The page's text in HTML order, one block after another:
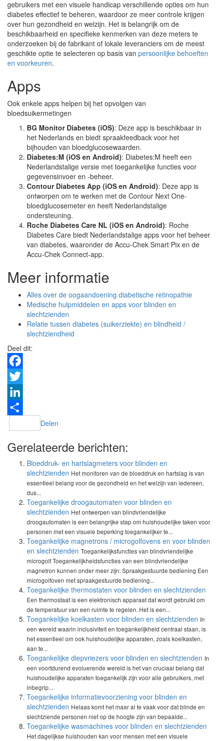
gebruikers met een visuele handicap verschillende opties om hun
diabetes effectief te beheren, waardoor ze meer controle krijgen
over hun gezondheid en welzijn. Het is belangrijk om de
beschikbaarheid en specifieke kenmerken van deze meters te
onderzoeken bij de fabrikant of lokale leveranciers om de meest
geschikte optie te selecteren op basis van persoonlijke behoeften
en voorkeuren.
Apps
Ook enkele apps helpen bij het opvolgen van
bloedsuikermetingen
BG Monitor Diabetes (iOS): Deze app is beschikbaar in
het Nederlands en biedt spraakfeedback voor het
bijhouden van bloedglucosewaarden.
Diabetes:M (iOS en Android): Diabetes:M heeft een
Nederlandstalige versie met toegankelijke functies voor
gegevensinvoer en -beheer.
Contour Diabetes App (iOS en Android): Deze app is
ontworpen om te werken met de Contour Next One-
bloedglucosemeter en heeft Nederlandstalige
ondersteuning.
Roche Diabetes Care NL (iOS en Android): Roche
Diabetes Care biedt Nederlandstalige apps voor het beheer
van diabetes, waaronder de Accu-Chek Smart Pix en de
Accu-Chek Connect-app.
Meer informatie
Alles over de oogaandoening diabetische retinopathie
Medische hulpmiddelen en apps voor blinden en
slechtzienden
Relatie tussen diabetes (suikerziekte) en blindheid /
slechtziendheid
Deel dit:
Facebook
Twitter
LinkedIn
Delen
Gerelateerde berichten:
Bloeddruk- en hartslagmeters voor blinden en
slechtzienden Het monitoren van de bloeddruk en hartslag is van
essentieel belang voor de gezondheid en het welzijn van iedereen,
dus...
Toegankelijke droogautomaten voor blinden en
slechtzienden Het ontwerpen van blindvriendelijke
droogautomaten is een belangrijke stap om huishoudelijke taken voor
personen met een visuele beperking toegankelijker te...
Toegankelijke magnetrons / microgolfovens en voor blinden
en slechtzienden Toegankelijksfuncties van blindvriendelijke
microgolf Toegankelijkheidsfuncties van een blindvriendelijke
magnetron kunnen onder meer zijn: Spraakgestuurde bediening Een
microgolfoven met spraakgestuurde bediening...
Toegankelijke thermostaten voor blinden en slechtzienden
Een thermostaat is een elektronisch apparaat dat wordt gebruikt om
de temperatuur van een ruimte te regelen. Het is een...
Toegankelijke koelkasten voor blinden en slechtzienden In
een wereld waarin inclusiviteit en toegankelijkheid centraal staan, is
het essentieel om ook huishoudelijke apparaten, zoals koelkasten,
aan te...
Toegankelijke diepvriezers voor blinden en slechtzienden In
een voortdurend evoluerende wereld is het van cruciaal belang dat
huishoudelijke apparaten toegankelijk zijn voor alle gebruikers, met
inbegrip...
Toegankelijke informatievoorziening voor blinden en
slechtzienden Helaas komt het maar al te vaak voor dat blinde en
slechtziende personen niet op de hoogte zijn van bepaalde...
Toegankelijke wasmachines voor blinden en slechtzienden
Het dagelijkse huishouden kan voor mensen met een visuele